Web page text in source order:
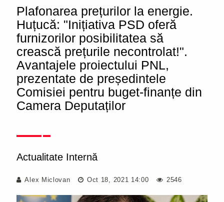
Plafonarea prețurilor la energie.
Huțucă: "Inițiativa PSD oferă
furnizorilor posibilitatea să
crească prețurile necontrolat!".
Avantajele proiectului PNL,
prezentate de președintele
Comisiei pentru buget-finanțe din
Camera Deputaților
Actualitate Internă
Alex Miclovan Oct 18, 2021 14:00 2546